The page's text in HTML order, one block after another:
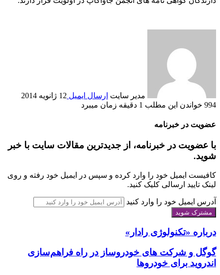
مدير سايت ارسال ایمیل 12 ژانویه 2014
994 خواندن این مطلب 1 دقیقه زمان می‎برد
عضویت در خبرنامه
با عضویت در خبرنامه، از جدیدترین مقالات سایت با خبر
شوید.
کافیست ایمیل خود را وارد کرده و سپس در ایمیل خود رفته و روی
لینک تایید ارسالی کلیک کنید.
آدرس ایمیل خود را وارد کنید
درباره «تکنولوژی رادار»
گوگل و شرکت های خودروساز در راه فراهم‌سازی
اندروید برای خودروها